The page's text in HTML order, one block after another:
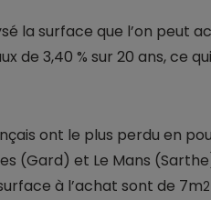
la surface que l’on peut
de 3,40 % sur 20 ans, ce
ont le plus perdu en
(Gard) et Le Mans
à l’achat sont de 7m2